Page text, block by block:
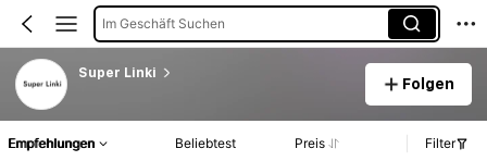
Im Geschäft Suchen
Super Linki
Folgen
Empfehlungen Beliebtest Preis Filter